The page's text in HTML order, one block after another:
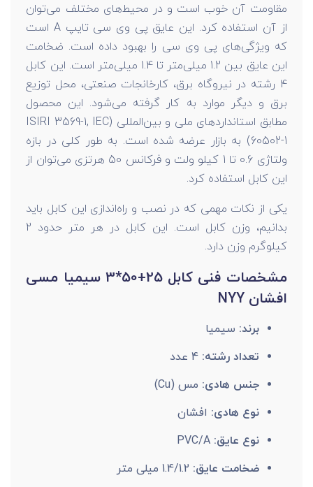
مقاومت آن خوب است و در محیط‌های مختلف می‌توان
از آن استفاده کرد. این عایق پی وی سی تایپ A است
که ویژگی‌های پی وی سی را بهبود داده است. ضخامت
این عایق بین 1.2 میلی‌متر تا 1.4 میلی‌متر است. این کابل
4 رشته در نیروگاه برق، کارخانجات صنعتی، محل توزیع
برق و دیگر موارد به کار گرفته می‌شود. این محصول
مطابق استانداردهای ملی و بین‌المللی (ISIRI 3569-1, IEC
60502-1) به بازار عرضه شده است. به طور کلی در بازه
ولتاژی 0.6 تا 1 کیلو ولت و فرکانس 50 هرتزی می‌توان از
این کابل استفاده کرد.
یکی از نکات مهمی که در نصب و راه‌اندازی این کابل باید
بدانیم، وزن کابل است. این کابل در هر متر حدود 2
کیلوگرم وزن دارد.
مشخصات فنی کابل 25+50*3 سیمیا مسی
افشان NYY
برند: سیمیا
تعداد رشته:4 عدد
جنس هادی: مس (Cu)
نوع هادی: افشان
نوع عایق: PVC/A
ضخامت عایق: